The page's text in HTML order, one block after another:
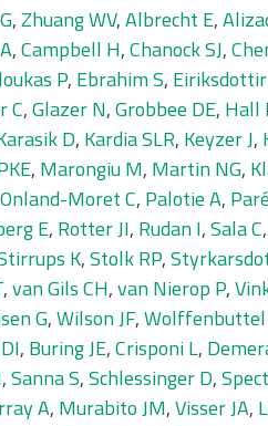
,Zhuang WV,Albrecht E,
,Campbell H,Chanock SJ,
P, Ebrahim S,
C,Glazer N,Grobbee DE, Hall
D, Kardia SLR, Keyzer J,
, Marongiu M, Martin NG,
Moret C, Palotie A,
E, Rotter JI, Rudan I,Sala C,
K,Stolk RP,
,van Gils CH,van Nierop P,
G,Wilson JF,Wolffenbuttel
, Buring JE,Crisponi L,
,Sanna S,Schlessinger D,
A, Murabito JM,Visser JA,